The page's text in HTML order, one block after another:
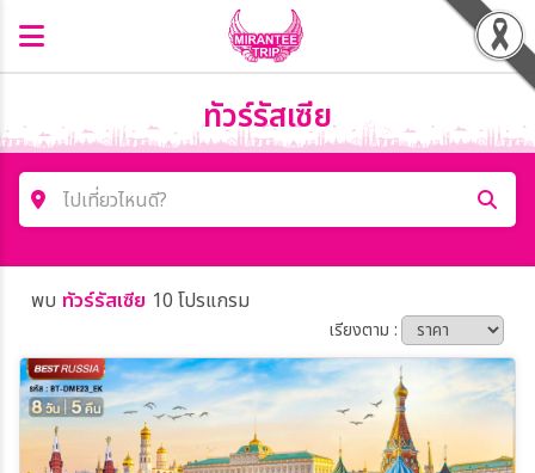
ทัวร์รัสเซีย
ไปเที่ยวไหนดี?
ค้นหาโปรแกรมทัวร์
โซน
พบ ทัวร์รัสเซีย 10 โปรแกรม
เรียงตาม :